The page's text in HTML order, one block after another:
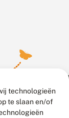
technologieën
te slaan en/of